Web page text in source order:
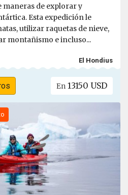
de explorar y
Esta expedición le
utilizar raquetas de nieve,
montañismo e incluso...
El Hondius
En 13150 USD